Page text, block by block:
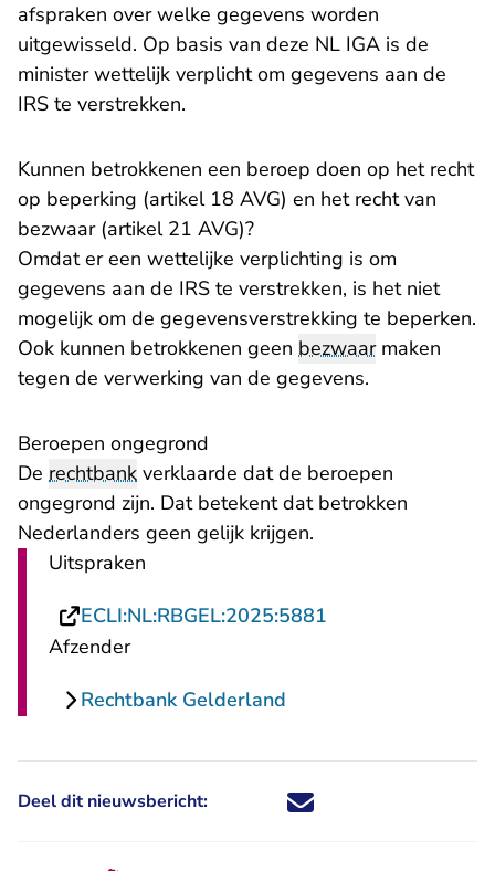
afspraken over welke gegevens worden
uitgewisseld. Op basis van deze NL IGA is de
minister wettelijk verplicht om gegevens aan de
IRS te verstrekken.
Kunnen betrokkenen een beroep doen op het recht
op beperking (artikel 18 AVG) en het recht van
bezwaar (artikel 21 AVG)?
Omdat er een wettelijke verplichting is om
gegevens aan de IRS te verstrekken, is het niet
mogelijk om de gegevensverstrekking te beperken.
Ook kunnen betrokkenen geen bezwaarmaken
tegen de verwerking van de gegevens.
Beroepen ongegrond
De rechtbank verklaarde dat de beroepen
ongegrond zijn. Dat betekent dat betrokken
Nederlanders geen gelijk krijgen.
Uitspraken
ECLI:NL:RBGEL:2025:5881
Afzender
Rechtbank Gelderland
Deel dit nieuwsbericht: Deel dit nieuwsbericht via X -
Deel dit nieuwsbericht via
Deel dit nieuwsbericht
Deel dit